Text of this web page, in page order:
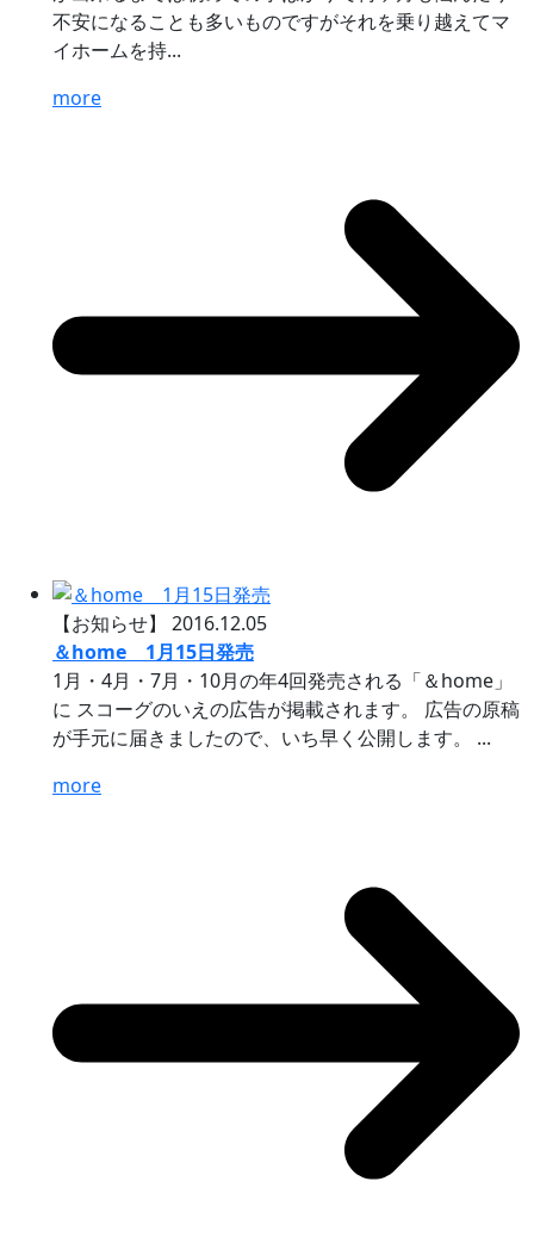
不安になることも多いものですがそれを乗り越えてマ
イホームを持...
more
【お知らせ】 2016.12.05
＆home 1月15日発売
1月・4月・7月・10月の年4回発売される「＆home」
に スコーグのいえの広告が掲載されます。 広告の原稿
が手元に届きましたので、いち早く公開します。 ...
more